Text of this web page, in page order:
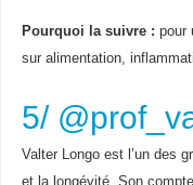
Pourquoi la suivre : pour
sur alimentation,
5/
Valter Longo est l’un des